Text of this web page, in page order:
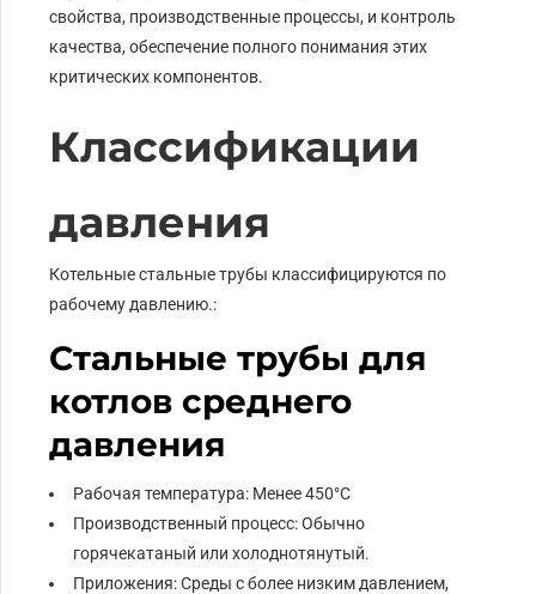
свойства, производственные процессы, и контроль
качества, обеспечение полного понимания этих
критических компонентов.
Классификации
давления
Котельные стальные трубы классифицируются по
рабочему давлению.:
Стальные трубы для
котлов среднего
давления
Рабочая температура: Менее 450°С
Производственный процесс: Обычно
горячекатаный или холоднотянутый.
Приложения: Среды с более низким давлением,